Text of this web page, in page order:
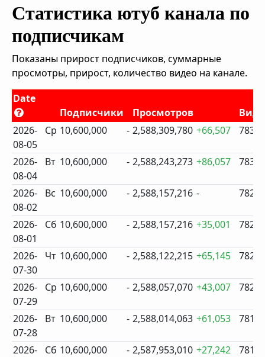
Статистика ютуб канала по
подписчикам
Показаны прирост подписчиков, суммарные
просмотры, прирост, количество видео на канале.
Date
Подписчики
Просмотров
2026-
08-05
Ср 10,600,000 - 2,588,309,780 +66,507 783
2026-
08-04
Вт 10,600,000 - 2,588,243,273 +86,057 783
2026-
08-02
Вс 10,600,000 - 2,588,157,216 - 782
2026-
08-01
Сб 10,600,000 - 2,588,157,216 +35,001 782
2026-
07-30
Чт 10,600,000 - 2,588,122,215 +65,145 782
2026-
07-29
Ср 10,600,000 - 2,588,057,070 +43,007 782
2026-
07-28
Вт 10,600,000 - 2,588,014,063 +61,053 781
2026-
Сб 10,600,000 - 2,587,953,010 +27,242 781